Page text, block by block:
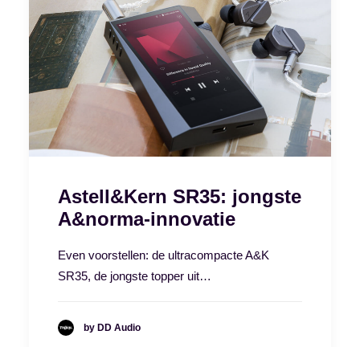
Astell&Kern SR35: jongste
A&norma-innovatie
Even voorstellen: de ultracompacte A&K
SR35, de jongste topper uit…
by DD Audio